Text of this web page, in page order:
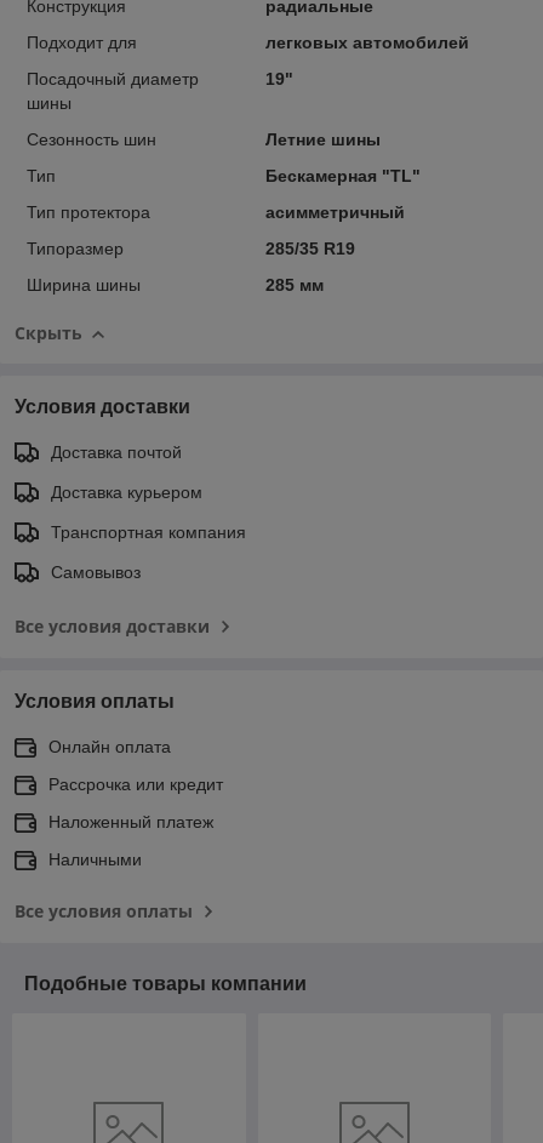
Конструкция
радиальные
Подходит для
легковых автомобилей
Посадочный диаметр
шины
19"
Сезонность шин
Летние шины
Тип
Бескамерная "TL"
Тип протектора
асимметричный
Типоразмер
285/35 R19
Ширина шины
285 мм
Скрыть
Условия доставки
Доставка почтой
Доставка курьером
Транспортная компания
Самовывоз
Все условия доставки
Условия оплаты
Онлайн оплата
Рассрочка или кредит
Наложенный платеж
Наличными
Все условия оплаты
Подобные товары компании